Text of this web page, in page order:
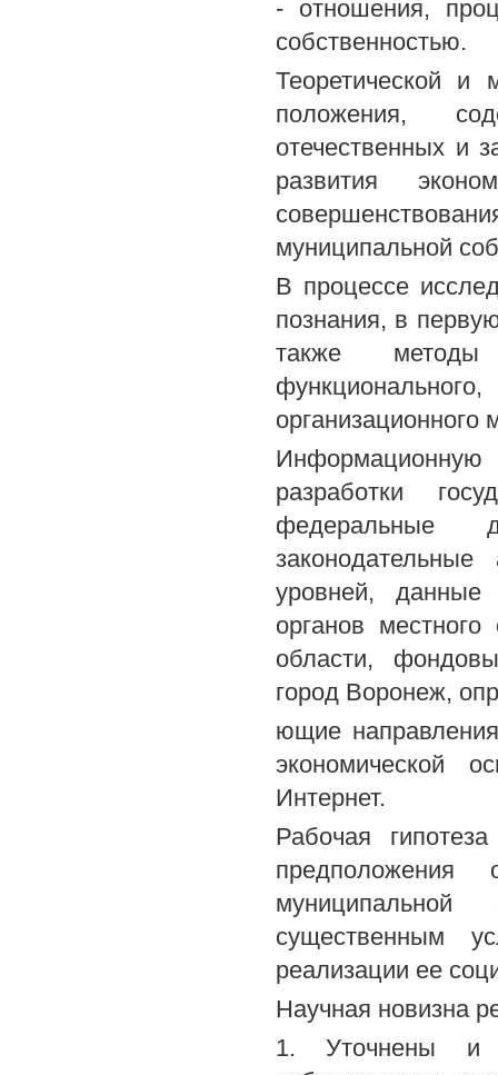
- отношения,
собственностью.
Теоретической и
положения,
отечественных и
развития
муниципальной
В процессе
познания, в
также методы
организационного
разработки
федеральные
уровней, данные
органов
области,
город Воронеж,
ющие
экономической
Интернет.
Рабочая
предположения
существенным
реализации ее
Научная новизна
1. Уточнены и